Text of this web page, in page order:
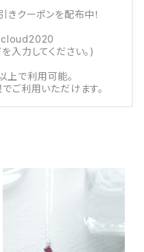
きクーポンを配布中！
cloud2020
入力してください。)
で利用可能。
ご利用いただけます。